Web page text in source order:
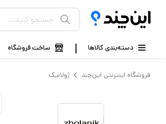
دسته‌بندی کالاها ساخت فروشگاه
فروشگاه اینترنتی این‌چند ژولانیک